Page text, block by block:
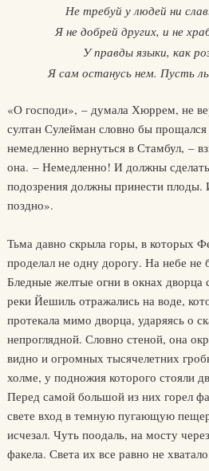
Не требуй у людей ни
Я не добрей других, и не
У правды языки, как
Я сам останусь нем. Пусть
«О господи», – думала Хюррем, не
султан Сулейман словно бы
немедленно вернуться в Стамбул, –
она. – Немедленно! И должны
подозрения должны принести плоды.
поздно».
Тьма давно скрыла горы, в которых
проделал не одну дорогу. На небе не
Бледные желтые огни в окнах дворца
реки Йешиль отражались на воде,
протекала мимо дворца, ударяясь о
непроглядной. Словно стеной, она
видно и огромных тысячелетних
холме, у подножия которого стояли
Перед самой большой из них горел
свете вход в темную пугающую
исчезал. Чуть поодаль, на мосту
факела. Света их все равно не